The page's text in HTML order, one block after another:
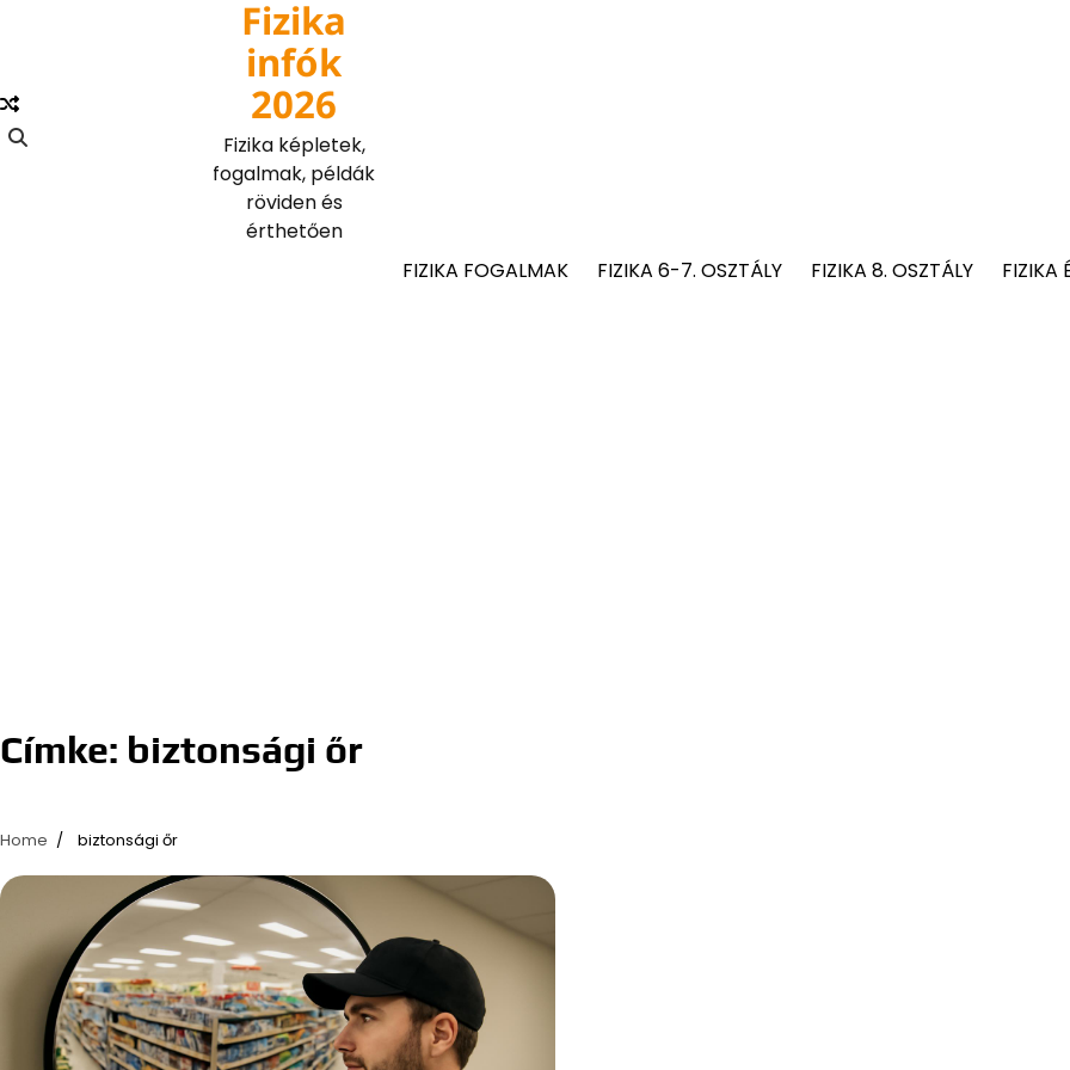
Fizika
infók
2026
Fizika képletek,
fogalmak, példák
röviden és
érthetően
FIZIKA FOGALMAK
FIZIKA 6-7. OSZTÁLY FIZIKA 8. OSZTÁLY FIZIKA
Címke: biztonsági őr
Home biztonsági őr